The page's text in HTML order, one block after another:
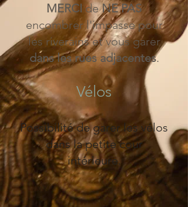
MERCI deNE PAS
encombrer l'impasse pour
les riverains et vous garer
dans les rues adjacentes.
Vélos
Possibilité de garer les vélos
dans la petite cour
intérieure.